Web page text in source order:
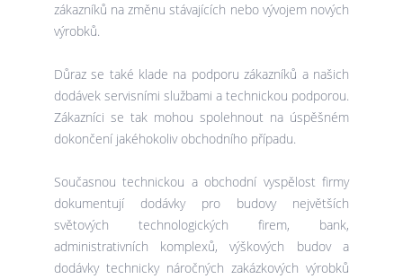
zákazníků na změnu stávajících nebo vývojem nových
výrobků.
Důraz se také klade na podporu zákazníků a našich
dodávek servisními službami a technickou podporou.
Zákazníci se tak mohou spolehnout na úspěšném
dokončení jakéhokoliv obchodního případu.
Současnou technickou a obchodní vyspělost firmy
dokumentují dodávky pro budovy největších
světových technologických firem, bank,
administrativních komplexů, výškových budov a
dodávky technicky náročných zakázkových výrobků